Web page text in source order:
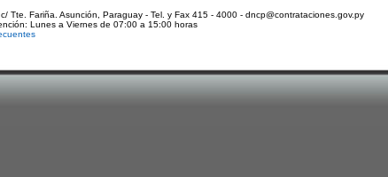
Tte. Fariña. Asunción, Paraguay - Tel. y Fax 415 - 4000 - dncp@contrataciones.gov.py
Lunes a Viernes de 07:00 a 15:00 horas